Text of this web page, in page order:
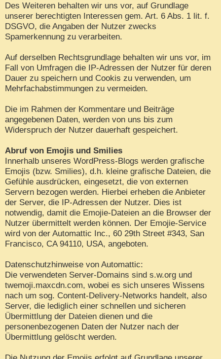
Des Weiteren behalten wir uns vor, auf Grundlage
unserer berechtigten Interessen gem. Art. 6 Abs. 1 lit. f.
DSGVO, die Angaben der Nutzer zwecks
Spamerkennung zu verarbeiten.
Auf derselben Rechtsgrundlage behalten wir uns vor, im
Fall von Umfragen die IP-Adressen der Nutzer für deren
Dauer zu speichern und Cookis zu verwenden, um
Mehrfachabstimmungen zu vermeiden.
Die im Rahmen der Kommentare und Beiträge
angegebenen Daten, werden von uns bis zum
Widerspruch der Nutzer dauerhaft gespeichert.
Abruf von Emojis und Smilies
Innerhalb unseres WordPress-Blogs werden grafische
Emojis (bzw. Smilies), d.h. kleine grafische Dateien, die
Gefühle ausdrücken, eingesetzt, die von externen
Servern bezogen werden. Hierbei erheben die Anbieter
der Server, die IP-Adressen der Nutzer. Dies ist
notwendig, damit die Emojie-Dateien an die Browser der
Nutzer übermittelt werden können. Der Emojie-Service
wird von der Automattic Inc., 60 29th Street #343, San
Francisco, CA 94110, USA, angeboten.
Datenschutzhinweise von Automattic:
Die verwendeten Server-Domains sind s.w.org und
twemoji.maxcdn.com, wobei es sich unseres Wissens
nach um sog. Content-Delivery-Networks handelt, also
Server, die lediglich einer schnellen und sicheren
Übermittlung der Dateien dienen und die
personenbezogenen Daten der Nutzer nach der
Übermittlung gelöscht werden.